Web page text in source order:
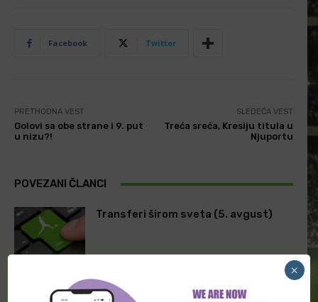
Facebook Twitter
PRETHODNA VEST
Golovi sa obe strane i 9. put
u nizu?!
SLEDEĆA VEST
Treća sreća, Kresiju titula u
Njuportu
POVEZANI ČLANCI
Transferi širom sveta (5. avgust)
Transferi širom sveta (3. avgust)
×